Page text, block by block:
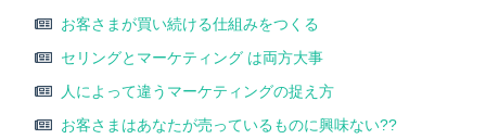
お客さまが買い続ける仕組みをつくる
セリングとマーケティング は両方大事
人によって違うマーケティングの捉え方
お客さまはあなたが売っているものに興味ない??